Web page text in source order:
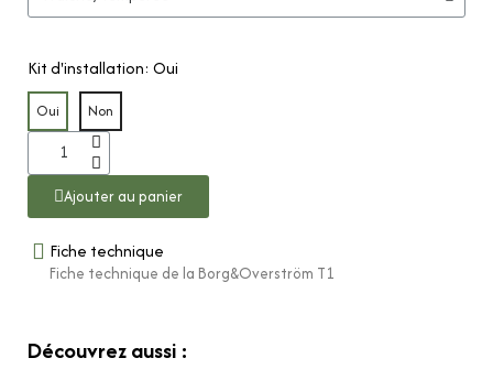
Kit d'installation Oui
Oui Non
Ajouter au panier
Fiche technique
Fiche technique de la Borg&Overström T1
Découvrez aussi :